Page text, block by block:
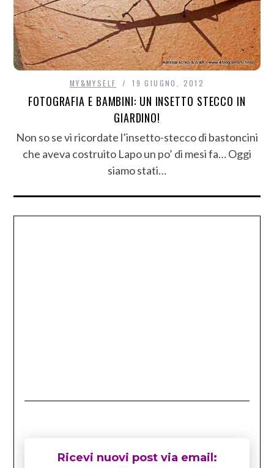
MY&MYSELF 19 GIUGNO, 2012
FOTOGRAFIA E BAMBINI: UN INSETTO STECCO IN
GIARDINO!
Non so se vi ricordate l’insetto-stecco di bastoncini
che aveva costruito Lapo un po’ di mesi fa… Oggi
siamo stati…
Ricevi nuovi post via email: